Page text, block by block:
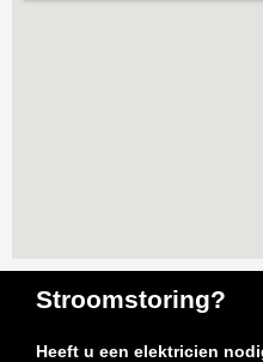
Stroomstoring?
Heeft u een elektricien